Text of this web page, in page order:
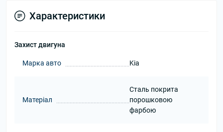
Характеристики
Захист двигуна
Марка авто Kia
Матеріал
Сталь покрита
порошковою
фарбою